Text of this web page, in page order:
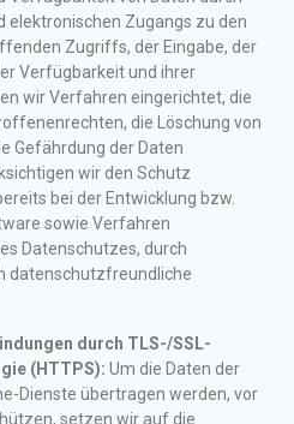
elektronischen Zugangs zu den
Zugriffs, der Eingabe, der
Verfügbarkeit und ihrer
wir Verfahren eingerichtet, die
die Löschung von
Gefährdung der Daten
wir den Schutz
bei der Entwicklung bzw.
sowie Verfahren
Datenschutzes, durch
datenschutzfreundliche
durch TLS-/SSL-
(HTTPS): Um die Daten der
Dienste übertragen werden, vor
setzen wir auf die